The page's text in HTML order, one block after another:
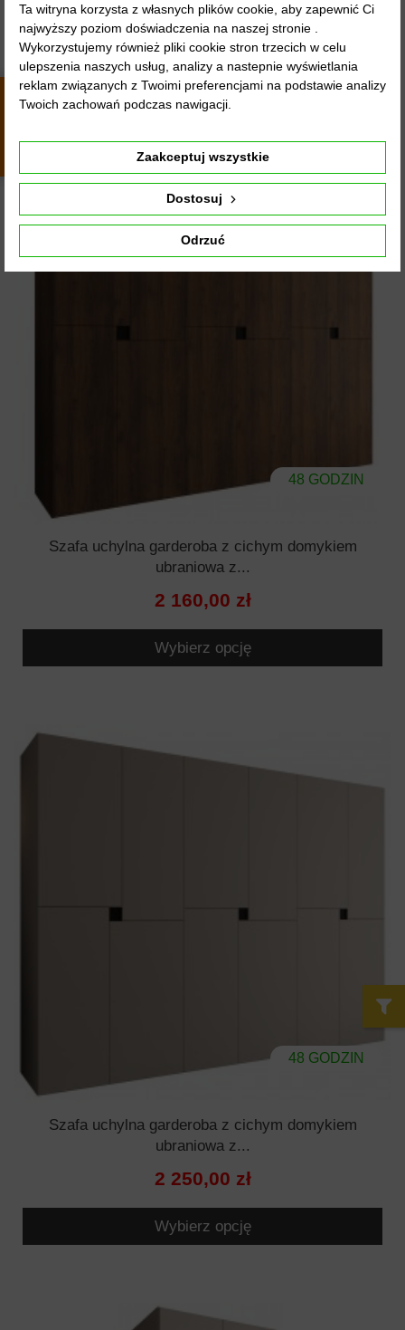
1 500,00 zł
Wybierz opcję
48 GODZIN
Szafa uchylna garderoba z cichym domykiem
ubraniowa z...
2 160,00 zł
Wybierz opcję
48 GODZIN
Szafa uchylna garderoba z cichym domykiem
ubraniowa z...
2 250,00 zł
Wybierz opcję
Ta witryna korzysta z własnych plików cookie, aby zapewnić Ci
najwyższy poziom doświadczenia na naszej stronie .
Wykorzystujemy również pliki cookie stron trzecich w celu
ulepszenia naszych usług, analizy a nastepnie wyświetlania
reklam związanych z Twoimi preferencjami na podstawie analizy
Twoich zachowań podczas nawigacji.
Odrzuć
Dostosuj
Zaakceptuj wszystkie
4.9
z całego